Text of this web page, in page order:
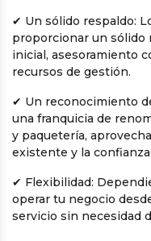
✔ Un sólido respaldo:
proporcionar un sólido
inicial, asesoramiento
recursos de gestión.
✔ Un reconocimiento
una franquicia de
y paquetería,
existente y la
✔ Flexibilidad:
operar tu negocio
servicio sin necesidad